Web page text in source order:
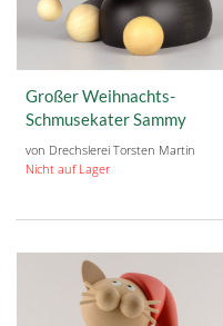
Großer Weihnachts-
Schmusekater Sammy
von Drechslerei Torsten Martin
Nicht auf Lager